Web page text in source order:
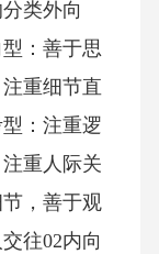
类外向
：善于思
重细节直
：注重逻
重人际关
，善于观
往02内向